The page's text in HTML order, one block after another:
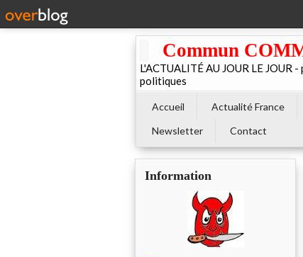
Commun
L'ACTUALITÉ AU JOUR LE
politiques
Accueil Actualité France
Newsletter
Contact
Information